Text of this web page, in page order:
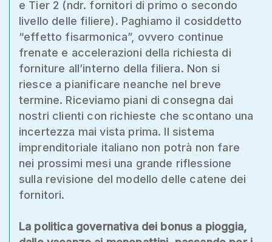
e Tier 2 (ndr. fornitori di primo o secondo
livello delle filiere). Paghiamo il cosiddetto
“effetto fisarmonica”, ovvero continue
frenate e accelerazioni della richiesta di
forniture all’interno della filiera. Non si
riesce a pianificare neanche nel breve
termine. Riceviamo piani di consegna dai
nostri clienti con richieste che scontano una
incertezza mai vista prima. Il sistema
imprenditoriale italiano non potrà non fare
nei prossimi mesi una grande riflessione
sulla revisione del modello delle catene dei
fornitori.
La politica governativa dei bonus a pioggia,